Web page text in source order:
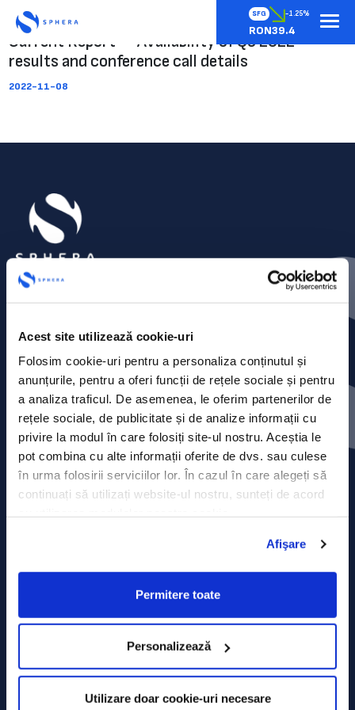
Acest site utilizează cookie-uri
Folosim cookie-uri pentru a personaliza conținutul și
anunțurile, pentru a oferi funcții de rețele sociale și pentru
a analiza traficul. De asemenea, le oferim partenerilor de
rețele sociale, de publicitate și de analize informații cu
privire la modul în care folosiți site-ul nostru. Aceștia le
pot combina cu alte informații oferite de dvs. sau culese
în urma folosirii serviciilor lor. În cazul în care alegeți să
continuați să utilizați website-ul nostru, sunteți de acord
Afişare
Permitere toate
Personalizează
Utilizare doar cookie-uri necesare
SFG -1.25%
RON39.4
Current Report – Availability of Q3 2022
results and conference call details
2022-11-08
Press releases
Privacy Policy
Contact
Data Processing policy
Cookie policy